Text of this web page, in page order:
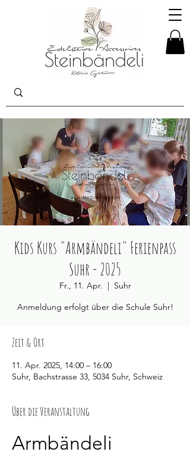
Kids Kurs "Armbändeli" Ferienpass
Suhr - 2025
Fr., 11. Apr.
  |
Suhr
Anmeldung erfolgt über die Schule Suhr!
Zeit & Ort
11. Apr. 2025, 14:00 – 16:00
Suhr, Bachstrasse 33, 5034 Suhr, Schweiz
Über die Veranstaltung
Armbändeli